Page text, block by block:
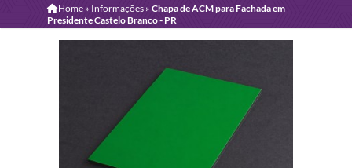
Home» Informações » Chapa de ACM para Fachada em
Presidente Castelo Branco - PR